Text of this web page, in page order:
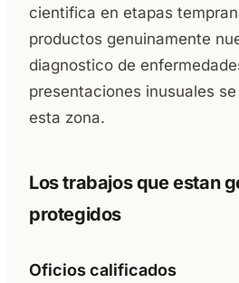
cientifica en etapas
productos genuinamente
diagnostico de
presentaciones inusuales
esta zona.
Los trabajos que estan
protegidos
Oficios calificados